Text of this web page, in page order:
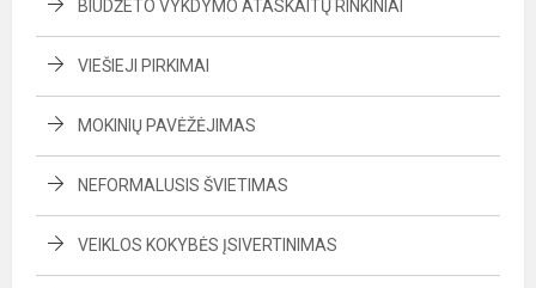
BIUDŽETO VYKDYMO ATASKAITŲ RINKINIAI
VIEŠIEJI PIRKIMAI
MOKINIŲ PAVĖŽĖJIMAS
NEFORMALUSIS ŠVIETIMAS
VEIKLOS KOKYBĖS ĮSIVERTINIMAS